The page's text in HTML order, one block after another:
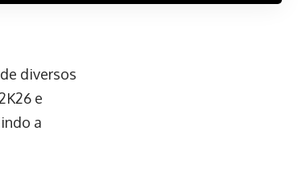
diversos
e
a